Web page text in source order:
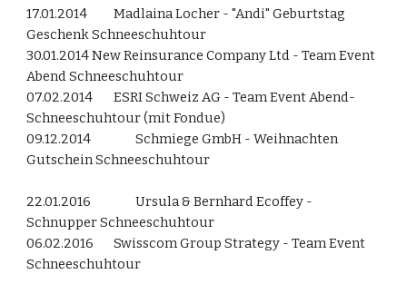
17.01.2014
Madlaina Locher - "Andi" Geburtstag
Geschenk Schneeschuhtour
30.01.2014New Reinsurance Company Ltd - Team Event
Abend Schneeschuhtour
07.02.2014
ESRI Schweiz AG - Team Event Abend-
Schneeschuhtour (mit Fondue)
09.12.2014
Schmiege GmbH - Weihnachten
Gutschein Schneeschuhtour
22.01.2016
Ursula & Bernhard Ecoffey -
Schnupper Schneeschuhtour
06.02.2016
Swisscom Group Strategy - Team Event
Schneeschuhtour